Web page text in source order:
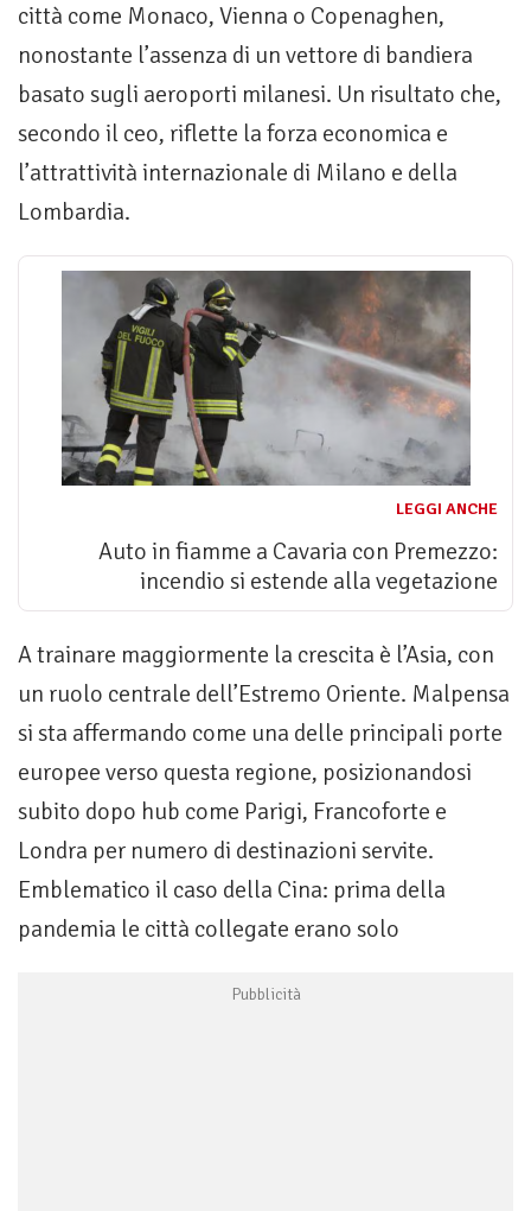
città come Monaco, Vienna o Copenaghen,
nonostante l’assenza di un vettore di bandiera
basato sugli aeroporti milanesi. Un risultato che,
secondo il ceo, riflette la forza economica e
l’attrattività internazionale di Milano e della
Lombardia.
LEGGI ANCHE
Auto in fiamme a Cavaria con Premezzo:
incendio si estende alla vegetazione
A trainare maggiormente la crescita è l’Asia, con
un ruolo centrale dell’Estremo Oriente. Malpensa
si sta affermando come una delle principali porte
europee verso questa regione, posizionandosi
subito dopo hub come Parigi, Francoforte e
Londra per numero di destinazioni servite.
Emblematico il caso della Cina: prima della
pandemia le città collegate erano solo